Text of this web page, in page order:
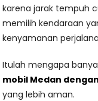
karena jarak tempuh
memilih kendaraan
kenyamanan
Itulah mengapa
mobil Medan
yang lebih aman.